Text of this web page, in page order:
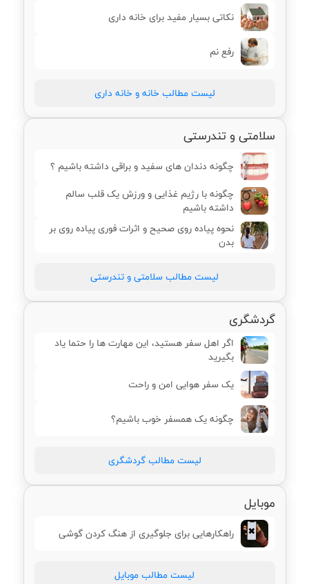
نکاتی بسیار مفید برای خانه داری
رفع نم
لیست مطالب خانه و خانه داری
سلامتی و تندرستی
چگونه دندان های سفید و براقی داشته باشیم ؟
چگونه با رژیم غذایی و ورزش یک قلب سالم
داشته باشیم
نحوه پیاده روی صحیح و اثرات فوری پیاده روی بر
بدن
لیست مطالب سلامتی و تندرستی
گردشگری
اگر اهل سفر هستید، این مهارت ها را حتما یاد
بگیرید
یک سفر هوایی امن و راحت
چگونه یک همسفر خوب باشیم؟
لیست مطالب گردشگری
موبایل
راهکارهایی برای جلوگیری از هنگ کردن گوشی
لیست مطالب موبایل